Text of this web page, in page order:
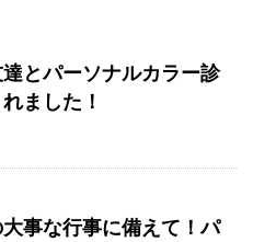
とパーソナルカラー診
ました！
事な行事に備えて！パ